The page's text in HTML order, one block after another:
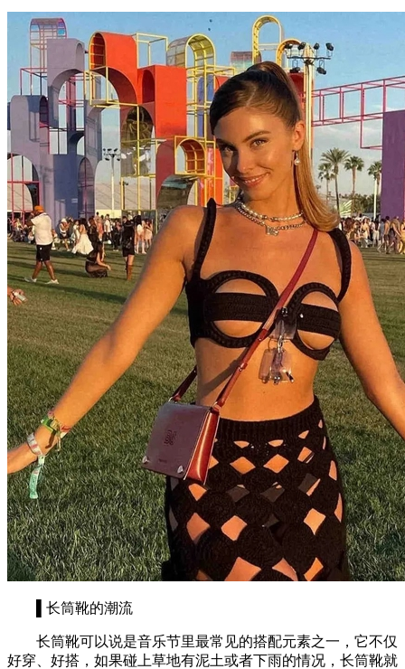
▌长筒靴的潮流
长筒靴可以说是音乐节里最常见的搭配元素之一，它不仅
好穿、好搭，如果碰上草地有泥土或者下雨的情况，长筒靴就